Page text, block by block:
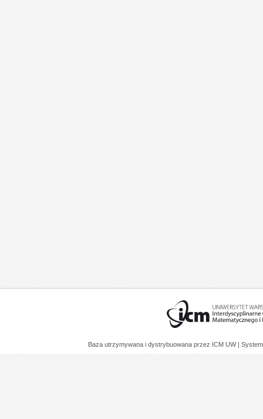
Baza utrzymywana i dystrybuowana przez ICM UW |